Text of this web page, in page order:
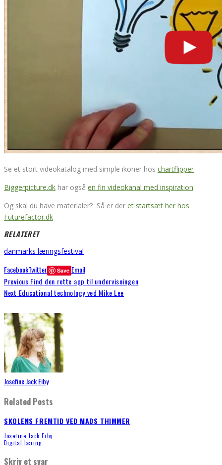
Se et stort videokatalog med simple ikoner hos chartflipper
Biggerpicture.dk har også en fin videokanal med inspiration.
Og skal du have materialer? Så er der et startsæt her hos
Futurefactor.dk
RELATERET
danmarks læringsfestival
FacebookTwitter Save Email
Previous Find den rette app til undervisningen
Next Educational technology ved Mike Lee
Josefine Jack Eiby
Related Posts
SKOLENS FREMTID VED MADS THIMMER
Josefine Jack Eiby
Digital læring
Skriv et svar